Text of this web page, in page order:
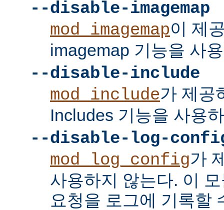
--disable-imagemap
mod_imagemap이 제
imagemap 기능을 사
--disable-include
mod_include가 제공
Includes 기능을 사용
--disable-log-
mod_log_config가
사용하지 않는다. 이
요청을 로그에 기록할